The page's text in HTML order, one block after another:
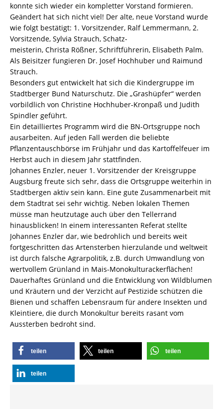
konnte sich wieder ein kompletter Vorstand formieren.
Geändert hat sich nicht viel! Der alte, neue Vorstand wurde
wie folgt bestätigt: 1. Vorsitzender, Ralf Lemmermann, 2.
Vorsitzende, Sylvia Strauch, Schatz-
meisterin, Christa Rößner, Schriftführerin, Elisabeth Palm.
Als Beisitzer fungieren Dr. Josef Hochhuber und Raimund
Strauch.
Besonders gut entwickelt hat sich die Kindergruppe im
Stadtberger Bund Naturschutz. Die „Grashüpfer“ werden
vorbildlich von Christine Hochhuber-Kronpaß und Judith
Spindler geführt.
Ein detailliertes Programm wird die BN-Ortsgruppe noch
ausarbeiten. Auf jeden Fall werden die beliebte
Pflanzentauschbörse im Frühjahr und das Kartoffelfeuer im
Herbst auch in diesem Jahr stattfinden.
Johannes Enzler, neuer 1. Vorsitzender der Kreisgruppe
Augsburg freute sich sehr, dass die Ortsgruppe weiterhin in
Stadtbergen aktiv sein kann. Eine gute Zusammenarbeit mit
dem Stadtrat sei sehr wichtig. Neben lokalen Themen
müsse man heutzutage auch über den Tellerrand
hinausblicken! In einem interessanten Referat stellte
Johannes Enzler dar, wie bedrohlich und bereits weit
fortgeschritten das Artensterben hierzulande und weltweit
ist durch falsche Agrarpolitik, z.B. durch Umwandlung von
wertvollem Grünland in Mais-Monokulturackerflächen!
Dauerhaftes Grünland und die Entwicklung von Wildblumen
und Kräutern und der Verzicht auf Pestizide schützen die
Bienen und schaffen Lebensraum für andere Insekten und
Kleintiere, die durch Monokultur bereits rasant vom
Aussterben bedroht sind.
teilen teilen teilen
teilen